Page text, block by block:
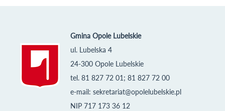
Gmina Opole Lubelskie
ul. Lubelska 4
24-300 Opole Lubelskie
tel. 81 827 72 01; 81 827 72 00
e-mail: sekretariat@opolelubelskie.pl
NIP 717 173 36 12